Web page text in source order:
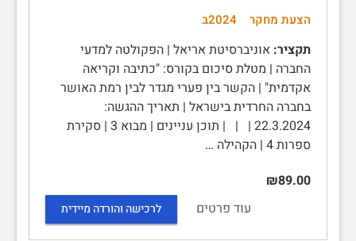
הצעת מחקר 2024ב
תקציר: אוניברסיטת אריאל | הפקולטה למדעי
החברה | מטלת סיכום בקורס: "כתיבה וקריאה
אקדמית" | הקשר בין פערי מגדר לבין רמת האושר
בחברה החרדית בישראל | תאריך ההגשה:
22.3.2024 | | | תוכן עניינים | מבוא 3 | סקירת
ספרות 4 | הקהילה …
₪89.00
עוד פרטים
לרכישה והורדה מיידית